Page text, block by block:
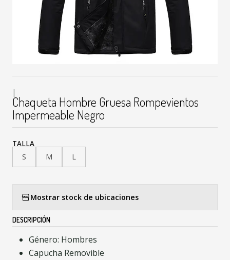
|
Chaqueta Hombre Gruesa Rompevientos
Impermeable Negro
TALLA
S
M L
Mostrar stock de ubicaciones
DESCRIPCIÓN
Género: Hombres
Capucha Removible